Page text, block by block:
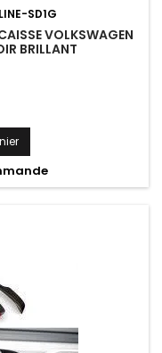
SD1G
VOLKSWAGEN
BRILLANT